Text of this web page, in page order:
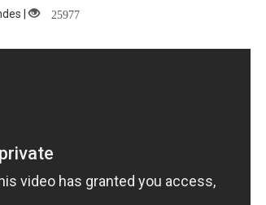
| 25977